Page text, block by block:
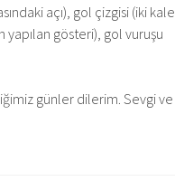
açı), gol çizgisi (iki kale
yapılan gösteri), gol vuruşu
günler dilerim. Sevgi ve